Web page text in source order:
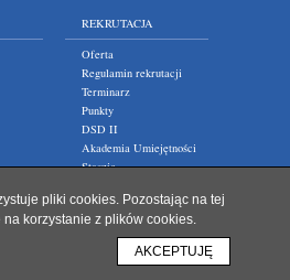
REKRUTACJA
Oferta
Regulamin rekrutacji
Terminarz
Punkty
DSD II
Akademia Umiejętności
Staszic
pliki cookies. Pozostając na tej
korzystanie z plików cookies.
AKCEPTUJĘ